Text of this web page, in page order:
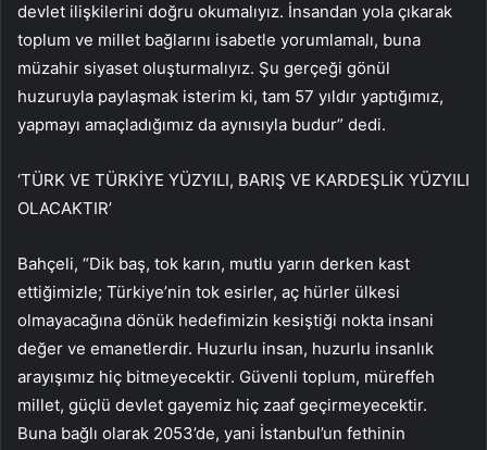
devlet ilişkilerini doğru okumalıyız. İnsandan yola çıkarak
toplum ve millet bağlarını isabetle yorumlamalı, buna
müzahir siyaset oluşturmalıyız. Şu gerçeği gönül
huzuruyla paylaşmak isterim ki, tam 57 yıldır yaptığımız,
yapmayı amaçladığımız da aynısıyla budur” dedi.
‘TÜRK VE TÜRKİYE YÜZYILI, BARIŞ VE KARDEŞLİK YÜZYILI
OLACAKTIR’
Bahçeli, “Dik baş, tok karın, mutlu yarın derken kast
ettiğimizle; Türkiye’nin tok esirler, aç hürler ülkesi
olmayacağına dönük hedefimizin kesiştiği nokta insani
değer ve emanetlerdir. Huzurlu insan, huzurlu insanlık
arayışımız hiç bitmeyecektir. Güvenli toplum, müreffeh
millet, güçlü devlet gayemiz hiç zaaf geçirmeyecektir.
Buna bağlı olarak 2053’de, yani İstanbul’un fethinin